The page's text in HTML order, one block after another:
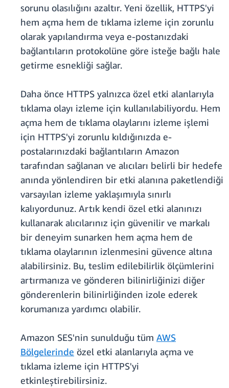
sorunu olasılığını azaltır. Yeni özellik, HTTPS'yi
hem açma hem de tıklama izleme için zorunlu
olarak yapılandırma veya e-postanızdaki
bağlantıların protokolüne göre isteğe bağlı hale
getirme esnekliği sağlar.
Daha önce HTTPS yalnızca özel etki alanlarıyla
tıklama olayı izleme için kullanılabiliyordu. Hem
açma hem de tıklama olaylarını izleme işlemi
için HTTPS'yi zorunlu kıldığınızda e-
postalarınızdaki bağlantıların Amazon
tarafından sağlanan ve alıcıları belirli bir hedefe
anında yönlendiren bir etki alanına paketlendiği
varsayılan izleme yaklaşımıyla sınırlı
kalıyordunuz. Artık kendi özel etki alanınızı
kullanarak alıcılarınız için güvenilir ve markalı
bir deneyim sunarken hem açma hem de
tıklama olaylarının izlenmesini güvence altına
alabilirsiniz. Bu, teslim edilebilirlik ölçümlerini
artırmanıza ve gönderen bilinirliğinizi diğer
gönderenlerin bilinirliğinden izole ederek
korumanıza yardımcı olabilir.
Amazon SES'nin sunulduğu tüm AWS
Bölgelerinde özel etki alanlarıyla açma ve
tıklama izleme için HTTPS'yi
etkinleştirebilirsiniz.